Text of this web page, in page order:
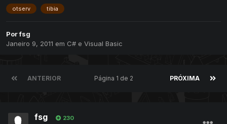
otserv tibia
Porfsg
Janeiro 9, 2011 em C# e Visual Basic
ANTERIOR PRÓXIMA
Página 1 de 2
fsg 230